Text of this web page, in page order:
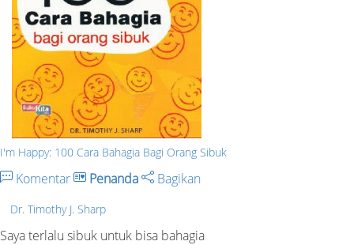
I'm Happy: 100 Cara Bahagia Bagi Orang Sibuk
Komentar Penanda Bagikan
Dr. Timothy J. Sharp
Saya terlalu sibuk untuk bisa bahagia